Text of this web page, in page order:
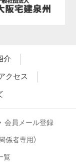
介
クセス
会員メール登録
係者専用）
覧